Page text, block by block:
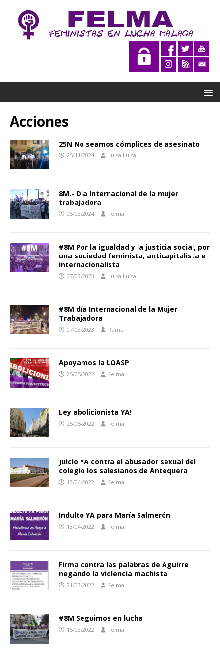
Acciones
25N No seamos cómplices de asesinato
25/11/2024 Luisa Luisa
8M.- Día Internacional de la mujer
trabajadora
05/03/2024 Felma
#8M Por la igualdad y la justicia social, por
una sociedad feminista, anticapitalista e
internacionalista
07/03/2023 Luisa Luisa
#8M día Internacional de la Mujer
Trabajadora
07/03/2023 Reme
Apoyamos la LOASP
25/05/2022 Felma
Ley abolicionista YA!
25/05/2022 Felma
Juicio YA contra el abusador sexual del
colegio los salesianos de Antequera
13/04/2022 Felma
Indulto YA para María Salmerón
13/04/2022 Felma
Firma contra las palabras de Aguirre
negando la violencia machista
21/03/2022 Felma
#8M Seguimos en lucha
15/03/2022 Felma